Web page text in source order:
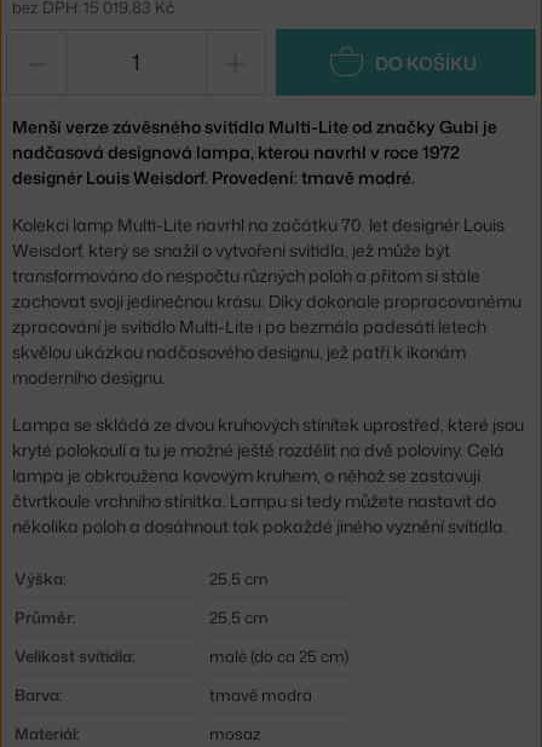
bez DPH: 15 019,83 Kč
DO KOŠÍKU
Menší verze závěsného svítidla Multi-Lite od značky Gubi je
nadčasová designová lampa, kterou navrhl v roce 1972
designér Louis Weisdorf. Provedení: tmavě modré.
Kolekci lamp Multi-Lite navrhl na začátku 70. let designér Louis
Weisdorf, který se snažil o vytvoření svítidla, jež může být
transformováno do nespočtu různých poloh a přitom si stále
zachovat svoji jedinečnou krásu. Díky dokonale propracovanému
zpracování je svítidlo Multi-Lite i po bezmála padesáti letech
skvělou ukázkou nadčasového designu, jež patří k ikonám
moderního designu.
Lampa se skládá ze dvou kruhových stínítek uprostřed, které jsou
kryté polokoulí a tu je možné ještě rozdělit na dvě poloviny. Celá
lampa je obkroužena kovovým kruhem, o něhož se zastavují
čtvrtkoule vrchního stínítka. Lampu si tedy můžete nastavit do
několika poloh a dosáhnout tak pokaždé jiného vyznění svítidla.
Výška:
25,5 cm
Průměr:
25,5 cm
Velikost svítidla:
malé (do ca 25 cm)
Barva:
tmavě modrá
Materiál:
mosaz